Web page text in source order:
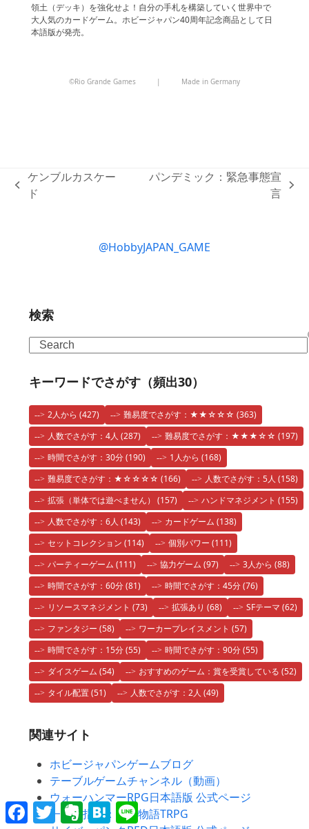
領土（デッキ）を強化せよ！自分の手札を構築していく世界中で
大人気のカードゲーム。ホビージャパン40周年記念商品として日
本語版が発売。
©Rio Grande Games | Made in Germany
previous
ケンブルカスケー
ド
パンデミック：緊急事態宣
言
@HobbyJAPAN_GAME
検索
Search
キーワードでさがす（頻出30）
2人から (427) 難易度でさがす：★★☆☆☆ (363)
人数でさがす：4人 (287) 難易度でさがす：★★★☆☆ (197)
時間でさがす：30分(190) 1人から (168)
難易度でさがす：★☆☆☆☆ (166) 人数でさがす：5人 (158)
拡張（単体では遊べません） (157) ハンドマネジメント (155)
人数でさがす：6人 (143) カードゲーム (138)
セットコレクション (114) 個別パワー (111)
パーティーゲーム (111) 協力ゲーム (97) 3人から (88)
時間でさがす：60分(81) 時間でさがす：45分(76)
リソースマネジメント (73) 拡張あり (68) SFテーマ (62)
ファンタジー (58) ワーカープレイスメント (57)
時間でさがす：15分(55) 時間でさがす：90分(55)
ダイスゲーム (54) おすすめのゲーム：賞を受賞している (52)
タイル配置(51) 人数でさがす：2人 (49)
関連サイト
ホビージャパンゲームブログ
テーブルゲームチャンネル（動画）
ウォーハンマーRPG日本語版 公式ページ
一つの指輪：指輪物語TRPG
Facebook
TwitterEvernoteHatenaLine